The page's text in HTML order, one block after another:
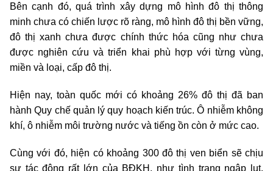
Bên cạnh đó, quá trình xây dựng mô hình đô thị thông
minh chưa có chiến lược rõ ràng, mô hình đô thị bền vững,
đô thị xanh chưa được chính thức hóa cũng như chưa
được nghiên cứu và triển khai phù hợp với từng vùng,
miền và loại, cấp đô thị.
Hiện nay, toàn quốc mới có khoảng 26% đô thị đã ban
hành Quy chế quản lý quy hoạch kiến trúc. Ô nhiễm không
khí, ô nhiễm môi trường nước và tiếng ồn còn ở mức cao.
Cùng với đó, hiện có khoảng 300 đô thị ven biển sẽ chịu
sự tác động rất lớn của BĐKH, như tình trạng ngập lụt,